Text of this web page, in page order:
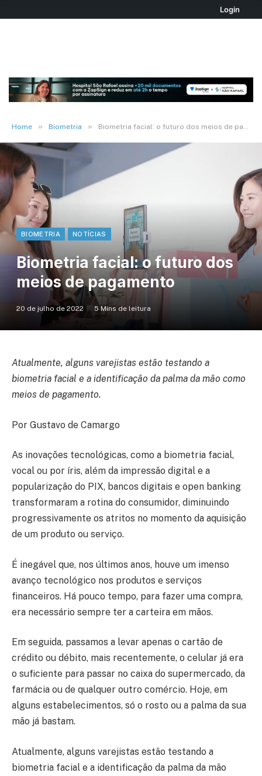
Login
Home » Biometria » Biometria facial: o futuro dos meios de pagamento
BIOMETRIA NOTÍCIAS
Biometria facial: o futuro dos
meios de pagamento
20 de julho de 2022 5 Mins de leitura
Atualmente, alguns varejistas estão testando a
biometria facial e a identificação da palma da mão como
meios de pagamento.
Por Gustavo de Camargo
As inovações tecnológicas, como a biometria facial,
vocal ou por íris, além da impressão digital e a
popularização do PIX, bancos digitais e open banking
transformaram a rotina do consumidor, diminuindo
progressivamente os atritos no momento da aquisição
de um produto ou serviço.
É inegável que, nos últimos anos, houve um imenso
avanço tecnológico nos produtos e serviços
financeiros. Há pouco tempo, para fazer uma compra,
era necessário sempre ter a carteira em mãos.
Em seguida, passamos a levar apenas o cartão de
crédito ou débito, mais recentemente, o celular já era
o suficiente para passar no caixa do supermercado, da
farmácia ou de qualquer outro comércio. Hoje, em
alguns estabelecimentos, só o rosto ou a palma da sua
mão já bastam.
Atualmente, alguns varejistas estão testando a
biometria facial e a identificação da palma da mão